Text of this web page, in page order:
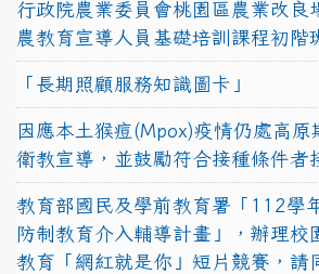
行政院農業委員會桃園區農業改良
農教育宣導人員基礎培訓課程初階
「長期照顧服務知識圖卡」
因應本土猴痘(Mpox)疫情仍處高原
衛教宣導，並鼓勵符合接種條件者
教育部國民及學前教育署「112學
防制教育介入輔導計畫」，辦理校
教育「網紅就是你」短片競賽，請